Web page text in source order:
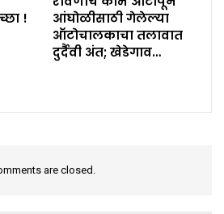
!
आंघोळीसाठी गेलेल्या
ऑटोचालकाचा तलावात
दुर्दैवी अंत; खेडेगाव…
are closed.